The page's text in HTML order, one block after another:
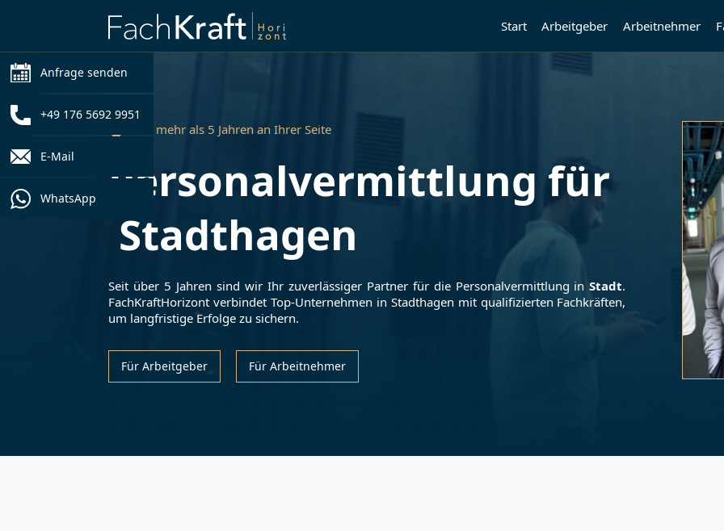
Start Arbeitgeber Arbeitnehmer
Anfrage senden
+49 176 5692 9951
E-Mail
WhatsApp
Seit mehr als 5 Jahren an Ihrer Seite
Personalvermittlung für
Stadthagen
Seit über 5 Jahren sind wir Ihr zuverlässiger Partner für die Personalvermittlung inStadt.
FachKraftHorizont verbindet Top-Unternehmen in Stadthagen mit qualifizierten Fachkräften,
um langfristige Erfolge zu sichern.
Für Arbeitgeber
Für Arbeitnehmer